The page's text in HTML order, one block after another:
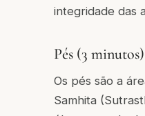
integridade das
Pés (3 minutos)
Os pés são a
Samhita